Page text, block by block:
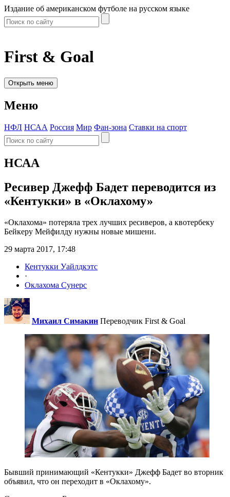
Издание об американском футболе на русском языке
First & Goal
Открыть меню
Меню
НФЛ НСАА Россия Мир Фан-зона Ставки на спорт
НСАА
Ресивер Джефф Бадет переводится из
«Кентукки» в «Оклахому»
«Оклахома» потеряла трех лучших ресиверов, а квотербеку
Бейкеру Мейфилду нужны новые мишени.
29 марта 2017, 17:48
Кентукки Уайлдкэтс
·
Оклахома Сунерс
Михаил Симакин Переводчик First & Goal
Бывший принимающий «Кентукки» Джефф Бадет во вторник
объявил, что он переходит в «Оклахому».